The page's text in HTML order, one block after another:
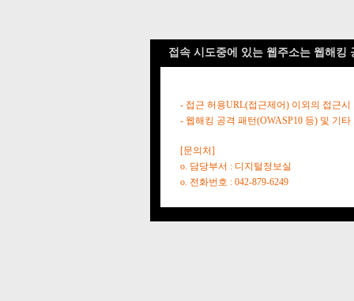
접속 시도중에 있는 웹주소는 웹해킹
- 접근 허용URL(접근제어) 이외의 접근시
- 웹해킹 공격 패턴(OWASP10 등) 및 기
[문의처]
o. 담당부서 : 디지털정보실
o. 전화번호 : 042-879-6249